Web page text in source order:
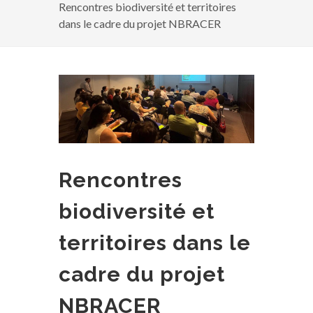
Rencontres biodiversité et territoires
dans le cadre du projet NBRACER
Rencontres
biodiversité et
territoires dans le
cadre du projet
NBRACER